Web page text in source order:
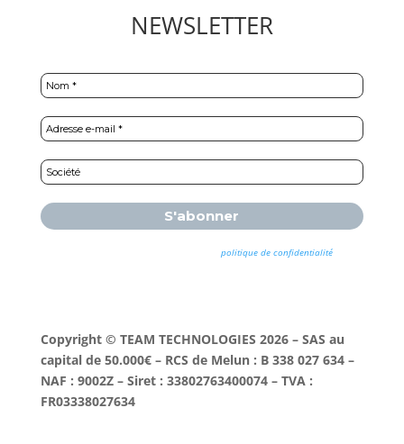
NEWSLETTER
politique de confidentialitépour
plus d’informations.
Copyright © TEAM TECHNOLOGIES 2026 – SAS au
capital de 50.000€ – RCS de Melun : B 338 027 634 –
NAF : 9002Z – Siret : 33802763400074 – TVA :
FR03338027634